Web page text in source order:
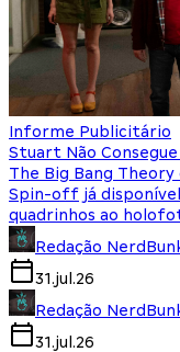
Informe Publicitário
Stuart Não
The Big Bang
Spin-off já disponível
quadrinhos ao
Redação
31.jul.26
Redação
31.jul.26